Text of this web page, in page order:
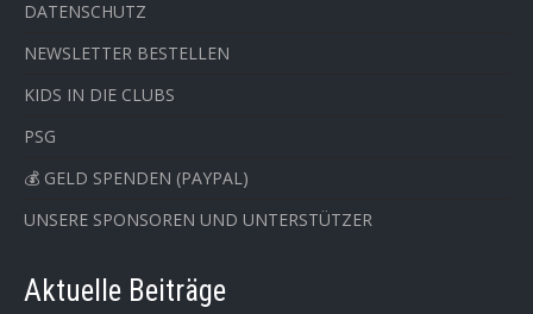
DATENSCHUTZ
NEWSLETTER BESTELLEN
KIDS IN DIE CLUBS
PSG
💰 GELD SPENDEN (PAYPAL)
UNSERE SPONSOREN UND UNTERSTÜTZER
Aktuelle Beiträge